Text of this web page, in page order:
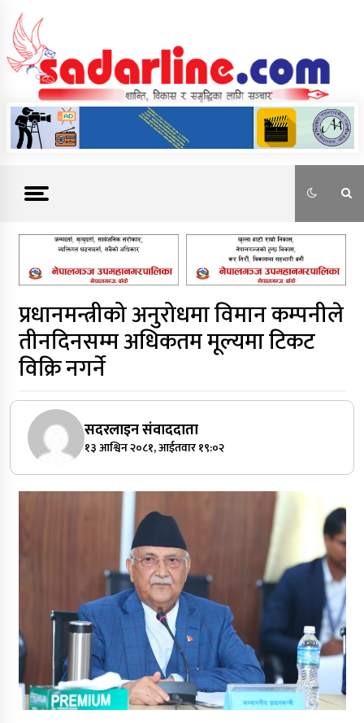
content
News For Nepal
प्रधानमन्त्रीको अनुरोधमा विमान कम्पनीले
तीनदिनसम्म अधिकतम मूल्यमा टिकट
विक्रि नगर्ने
सदरलाइन संवाददाता
१३ आश्विन २०८१, आईतवार १९:०२